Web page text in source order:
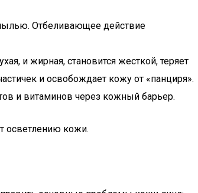
Отбеливающее действие
и жирная, становится жесткой, теряет
и освобождает кожу от «панциря».
и витаминов через кожный барьер.
осветлению кожи.